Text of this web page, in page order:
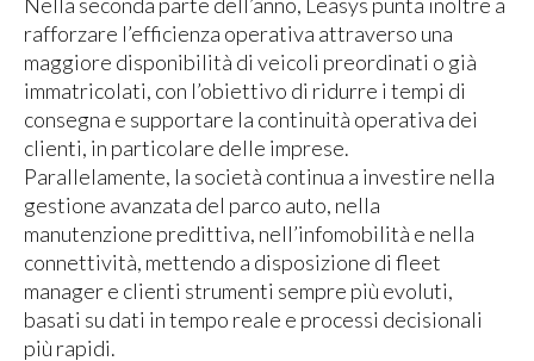
Nella seconda parte dell’anno, Leasys punta inoltre a
rafforzare l’efficienza operativa attraverso una
maggiore disponibilità di veicoli preordinati o già
immatricolati, con l’obiettivo di ridurre i tempi di
consegna e supportare la continuità operativa dei
clienti, in particolare delle imprese.
Parallelamente, la società continua a investire nella
gestione avanzata del parco auto, nella
manutenzione predittiva, nell’infomobilità e nella
connettività, mettendo a disposizione di fleet
manager e clienti strumenti sempre più evoluti,
basati su dati in tempo reale e processi decisionali
più rapidi.